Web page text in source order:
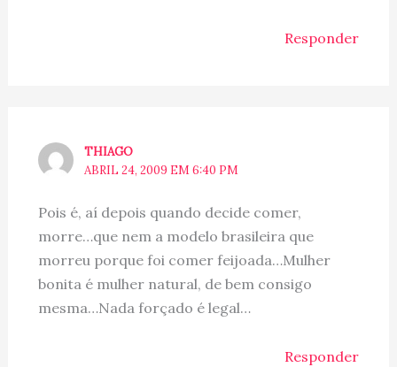
Responder
THIAGO
ABRIL 24, 2009 EM 6:40 PM
Pois é, aí depois quando decide comer,
morre…que nem a modelo brasileira que
morreu porque foi comer feijoada…Mulher
bonita é mulher natural, de bem consigo
mesma…Nada forçado é legal…
Responder